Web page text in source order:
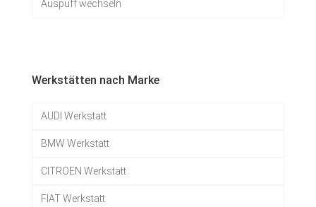
Auspuff wechseln
Werkstätten nach Marke
AUDI Werkstatt
BMW Werkstatt
CITROEN Werkstatt
FIAT Werkstatt